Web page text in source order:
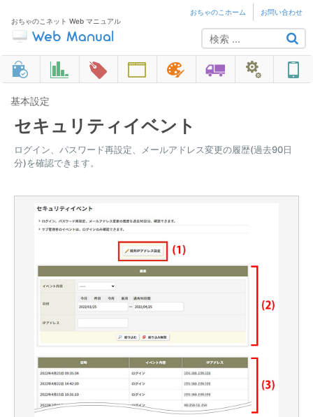
おちゃのこネット Web マニュアル
おちゃのこホーム お問い合わせ
基本設定
セキュリティイベント
ログイン、パスワード再設定、メールアドレス変更の履歴(過去90日
分)を確認できます。